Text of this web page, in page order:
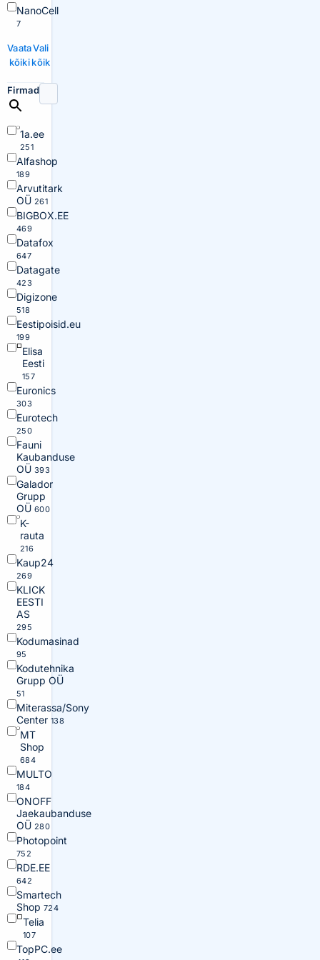
NanoCell
7
Vaata
kõiki
Vali
kõik
Firmad
1a.ee
251
Alfashop
189
Arvutitark
OÜ 261
BIGBOX.EE
469
Datafox
647
Datagate
423
Digizone
518
Eestipoisid.eu
199
Elisa
Eesti
157
Euronics
303
Eurotech
250
Fauni
Kaubanduse
OÜ 393
Galador
Grupp
OÜ 600
K-
rauta
216
Kaup24
269
KLICK
EESTI
AS
295
Kodumasinad
95
Kodutehnika
Grupp OÜ
51
Miterassa/Sony
Center 138
MT
Shop
684
MULTO
184
ONOFF
Jaekaubanduse
OÜ 280
Photopoint
752
RDE.EE
642
Smartech
Shop 724
Telia
107
TopPC.ee